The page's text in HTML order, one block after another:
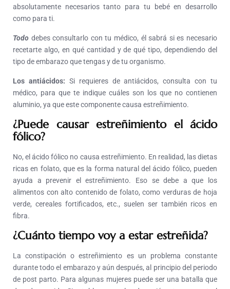
absolutamente necesarios tanto para tu bebé en desarrollo
como para ti.
Todo debes consultarlo con tu médico, él sabrá si es necesario
recetarte algo, en qué cantidad y de qué tipo, dependiendo del
tipo de embarazo que tengas y de tu organismo.
Los antiácidos: Si requieres de antiácidos, consulta con tu
médico, para que te indique cuáles son los que no contienen
aluminio, ya que este componente causa estreñimiento.
¿Puede causar estreñimiento el ácido
fólico?
No, el ácido fólico no causa estreñimiento. En realidad, las dietas
ricas en folato, que es la forma natural del ácido fólico, pueden
ayuda a prevenir el estreñimiento. Eso se debe a que los
alimentos con alto contenido de folato, como verduras de hoja
verde, cereales fortificados, etc., suelen ser también ricos en
fibra.
¿Cuánto tiempo voy a estar estreñida?
La constipación o estreñimiento es un problema constante
durante todo el embarazo y aún después, al principio del periodo
de post parto. Para algunas mujeres puede ser una batalla que